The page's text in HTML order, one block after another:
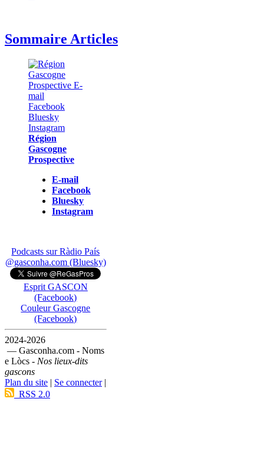
Sommaire Articles
Région
Gascogne
Prospective
E-mail
Facebook
Bluesky
Instagram
Podcasts sur Ràdio País
@gasconha.com (Bluesky)
Esprit GASCON
(Facebook)
Couleur Gascogne
(Facebook)
2024-2026
— Gasconha.com - Noms
e Lòcs - Nos lieux-dits
gascons
Plan du site | Se connecter|
RSS 2.0